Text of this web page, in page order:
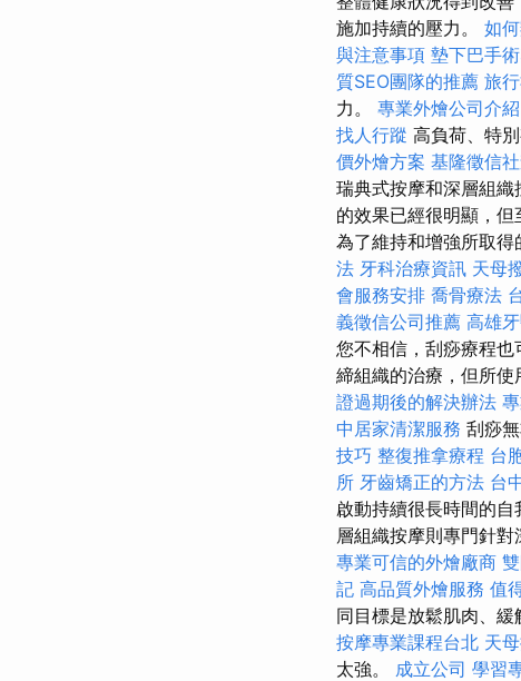
施加持續的壓力。 如
與注意事項 墊下巴手
質SEO團隊的推薦 旅
力。 專業外燴公司介紹
找人行蹤 高負荷、特
價外燴方案 基隆徵信
瑞典式按摩和深層組織
的效果已經很明顯，
為了維持和增強所取得
法 牙科治療資訊 天母
會服務安排 喬骨療法
義徵信公司推薦 高雄
您不相信，刮痧療程
締組織的治療，但所使
證過期後的解決辦法
中居家清潔服務 刮痧
技巧 整復推拿療程 台
所 牙齒矯正的方法 台
啟動持續很長時間的
層組織按摩則專門針對
專業可信的外燴廠商
記 高品質外燴服務 值
同目標是放鬆肌肉、
按摩專業課程台北 天
太強。 成立公司 學習